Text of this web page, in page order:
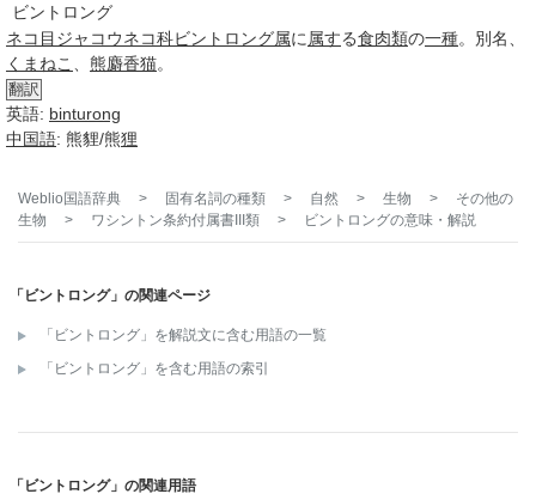
ビントロング
ネコ目 ジャコウネコ科ビントロング属に属する食肉類の一種。別名、
くまねこ 、 熊麝香猫。
翻訳
英語: binturong
中国語: 熊貍/熊狸
Weblio国語辞典 > 固有名詞の種類 > 自然 > 生物 >
その他の
生物
> ワシントン条約付属書III類 > ビントロングの意味・解説
「ビントロング」の関連ページ
「ビントロング」を解説文に含む用語の一覧
「ビントロング」を含む用語の索引
「ビントロング」の関連用語